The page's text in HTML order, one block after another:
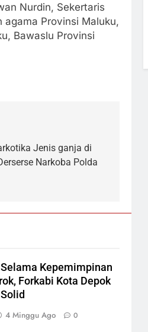
Nurdin, Sekertaris
Provinsi Maluku,
Bawaslu Provinsi
Jenis ganja di
Narkoba Polda
Kepemimpinan
Forkabi Kota Depok
4 Minggu Ago 0